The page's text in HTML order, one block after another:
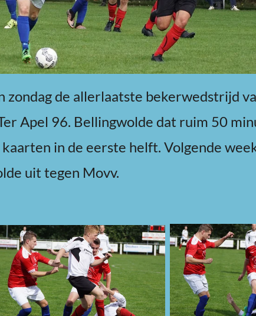
de allerlaatste bekerwedstrijd
Apel 96. Bellingwolde dat ruim 50
in de eerste helft. Volgende
uit tegen Movv.